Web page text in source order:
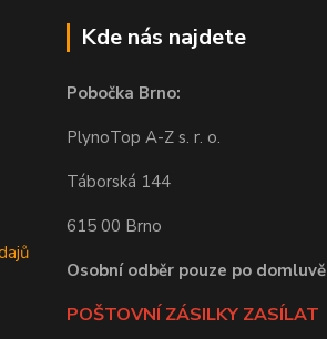
Kde nás najdete
Pobočka Brno:
PlynoTop A-Z s. r. o.
Táborská 144
615 00 Brno
Osobní odběr pouze po domluvě
POŠTOVNÍ ZÁSILKY ZASÍLAT